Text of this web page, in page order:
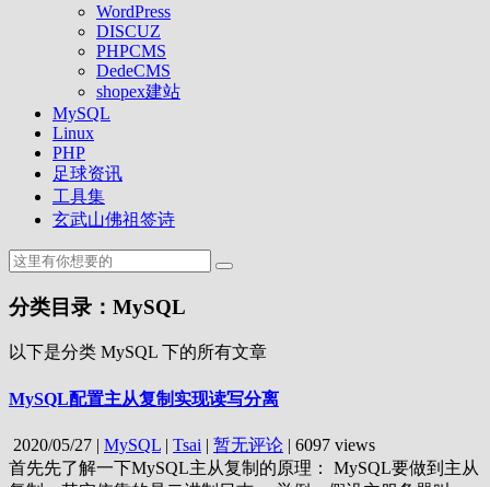
WordPress
DISCUZ
PHPCMS
DedeCMS
shopex建站
MySQL
Linux
PHP
足球资讯
工具集
玄武山佛祖签诗
分类目录：MySQL
以下是分类 MySQL 下的所有文章
MySQL配置主从复制实现读写分离
2020/05/27 | MySQL | Tsai | 暂无评论 | 6097 views
首先先了解一下MySQL主从复制的原理： MySQL要做到主从